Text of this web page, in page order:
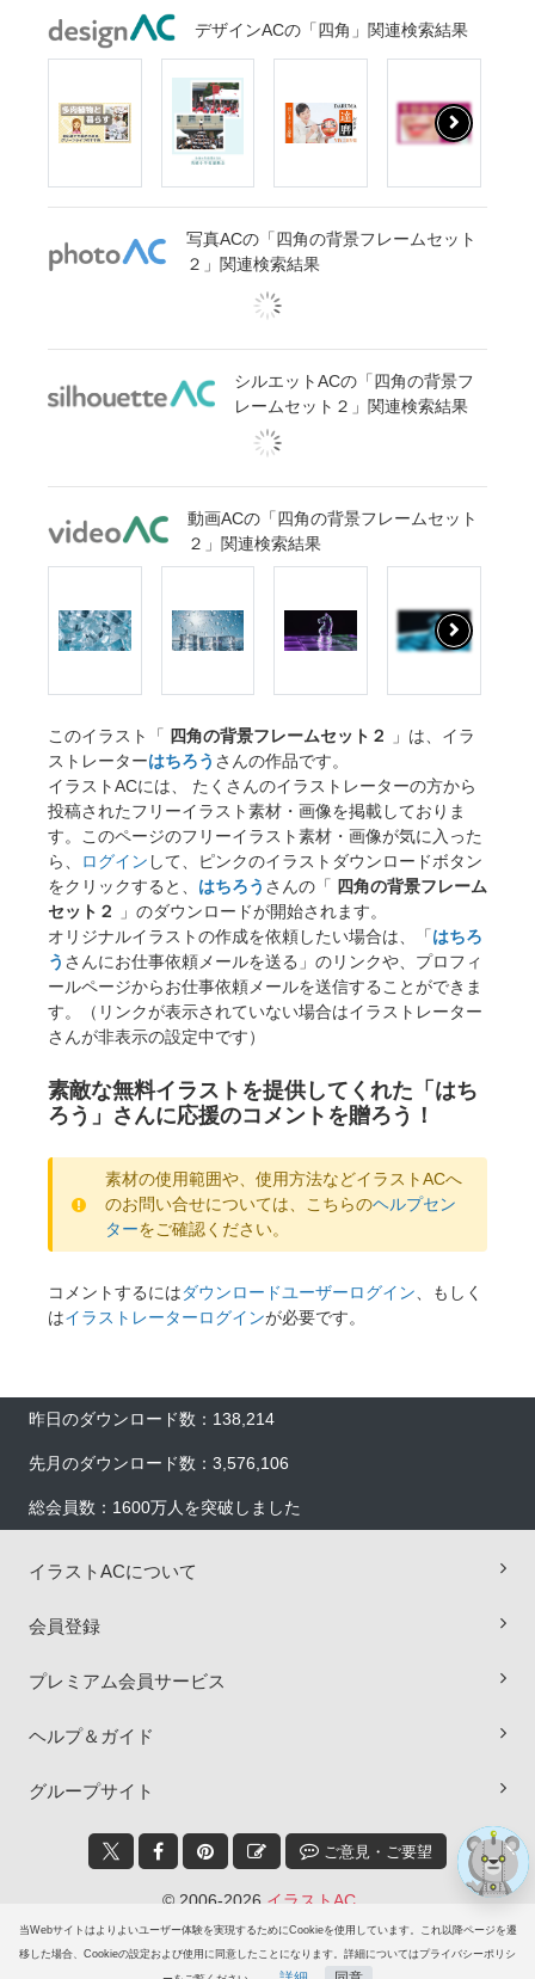
当Webサイトはよりよいユーザー体験を実現するためにCookieを使用しています。これ以降ページを遷
移した場合、Cookieの設定および使用に同意したことになります。詳細についてはプライバシーポリシ
デザインACの「四角」関連検索結果
写真ACの「四角の背景フレームセット
２」関連検索結果
シルエットACの「四角の背景フ
レームセット２」関連検索結果
動画ACの「四角の背景フレームセット
２」関連検索結果
このイラスト「 四角の背景フレームセット２
」は、イラ
ストレーターはちろう さんの作品です。
イラストACには、 たくさんのイラストレーターの方から
投稿されたフリーイラスト素材・画像を掲載しておりま
す。このページのフリーイラスト素材・画像が気に入った
ら、
ログイン して、ピンクのイラストダウンロードボタン
をクリックすると、 はちろう さんの「 四角の背景フレーム
セット２
」のダウンロードが開始されます。
オリジナルイラストの作成を依頼したい場合は、「はちろ
う さんにお仕事依頼メールを送る」のリンクや、プロフィ
ールページからお仕事依頼メールを送信することができま
す。（リンクが表示されていない場合はイラストレーター
さんが非表示の設定中です）
素敵な無料イラストを提供してくれた「はち
ろう」さんに応援のコメントを贈ろう！
素材の使用範囲や、使用方法などイラストACへ
のお問い合せについては、こちらのヘルプセン
ターをご確認ください。
コメントするにはダウンロードユーザーログイン 、もしく
はイラストレーターログインが必要です。
昨日のダウンロード数：138,214
先月のダウンロード数：3,576,106
総会員数：1600万人を突破しました
イラストACについて
会員登録
プレミアム会員サービス
ヘルプ＆ガイド
グループサイト
ご意見・ご要望
© 2006-2026 イラストAC